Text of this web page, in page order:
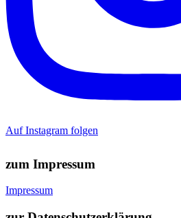
Auf Instagram folgen
zum Impressum
Impressum